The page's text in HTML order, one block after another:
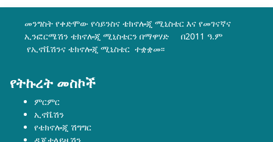
መንግስት የቀድሞው የሳይንስና ቴክኖሎጂ ሚኒስቴር እና የመገናኛና
ኢንፎርሜሽን ቴክኖሎጂ ሚኒስቴርን በማዋሃድ በ2011 ዓ.ም
የኢኖቬሽንና ቴክኖሎጂ ሚኒስቴር ተቋቋመ፡፡
የትኩረት መስኮች
ምርምር
ኢኖቬሽን
የቴክኖሎጂ ሽግግር